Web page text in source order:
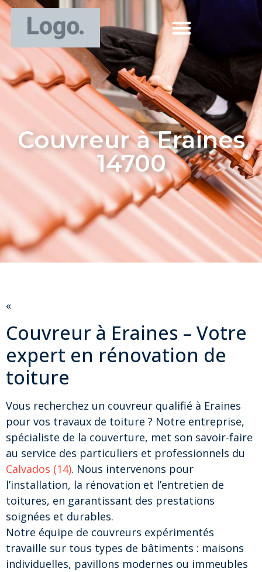
Couvreur à Eraines
14700
«
Couvreur à Eraines – Votre
expert en rénovation de
toiture
Vous recherchez un couvreur qualifié à Eraines
pour vos travaux de toiture ? Notre entreprise,
spécialiste de la couverture, met son savoir-faire
au service des particuliers et professionnels du
Calvados (14). Nous intervenons pour
l’installation, la rénovation et l’entretien de
toitures, en garantissant des prestations
soignées et durables.
Notre équipe de couvreurs expérimentés
travaille sur tous types de bâtiments : maisons
individuelles, pavillons modernes ou immeubles